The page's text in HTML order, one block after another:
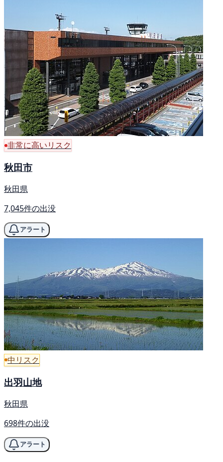
非常に高いリスク
秋田市
秋田県
7,045件の出没
アラート
中リスク
出羽山地
秋田県
698件の出没
アラート